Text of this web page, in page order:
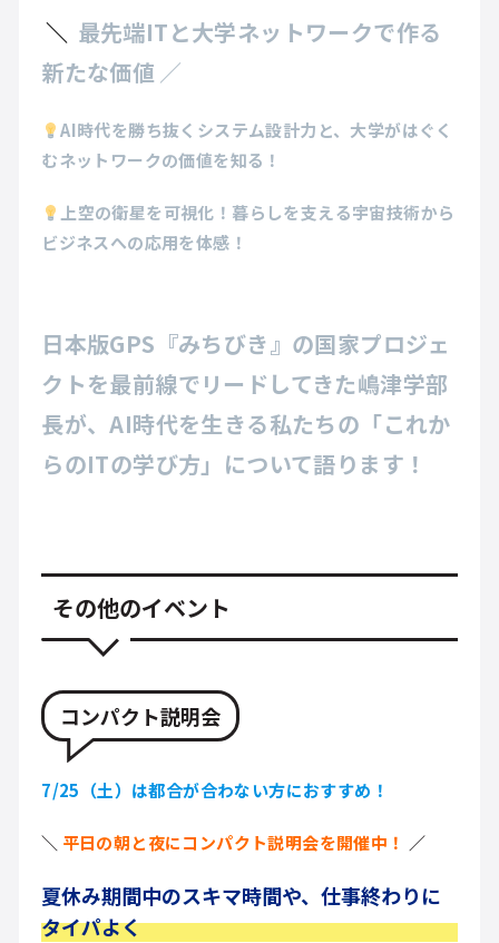
＼ 最先端ITと大学ネットワークで作る
新たな価値 ／
AI時代を勝ち抜くシステム設計力と、大学がはぐく
むネットワークの価値を知る！
上空の衛星を可視化！暮らしを支える宇宙技術から
ビジネスへの応用を体感！
日本版GPS『みちびき』の国家プロジェ
クトを最前線でリードしてきた嶋津学部
長が、AI時代を生きる私たちの「これか
らのITの学び方」について語ります！
その他のイベント
コンパクト説明会
7/25（土）は都合が合わない方におすすめ！
＼ 平日の朝と夜にコンパクト説明会を開催中！ ／
夏休み期間中のスキマ時間や、仕事終わりに
タイパよく